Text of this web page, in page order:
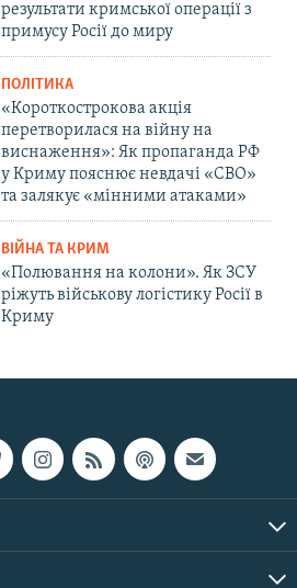
результати кримської операції з
примусу Росії до миру
ПОЛІТИКА
«Короткострокова акція
перетворилася на війну на
виснаження»: Як пропаганда РФ
у Криму пояснює невдачі «СВО»
та залякує «мінними атаками»
ВІЙНА ТА КРИМ
«Полювання на колони». Як ЗСУ
ріжуть військову логістику Росії в
Криму